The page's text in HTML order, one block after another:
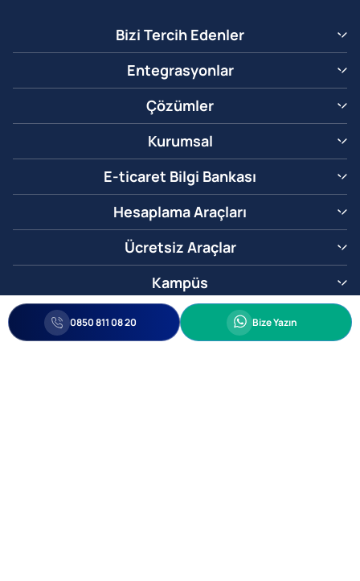
Bizi Tercih Edenler
Entegrasyonlar
Çözümler
Kurumsal
E-ticaret Bilgi Bankası
Hesaplama Araçları
Ücretsiz Araçlar
Kampüs
0850 811 08 20 Whatsapp
Bize Yazın
0850 811 08 20